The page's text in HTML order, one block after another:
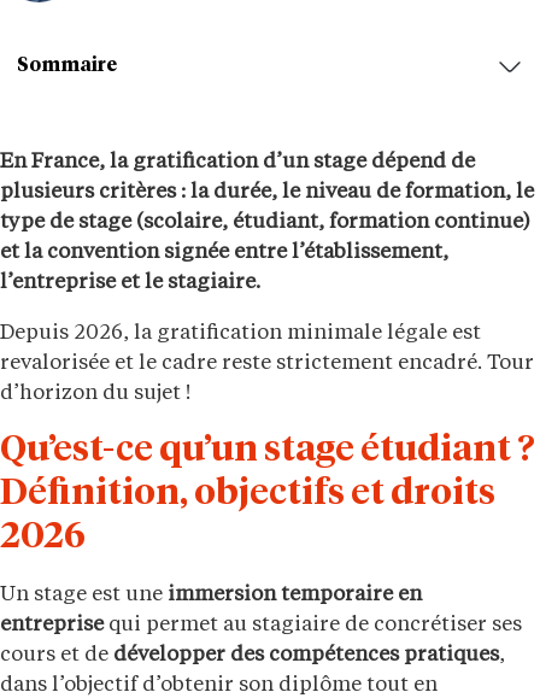
En France, la gratification d’un stage dépend de
plusieurs critères : la durée, le niveau de formation, le
type de stage (scolaire, étudiant, formation continue)
et la convention signée entre l’établissement,
l’entreprise et le stagiaire.
Depuis 2026, la gratification minimale légale est
revalorisée et le cadre reste strictement encadré. Tour
d’horizon du sujet !
Qu’est-ce qu’un stage étudiant ?
Définition, objectifs et droits
2026
Un stage est une immersion temporaire en
entreprise qui permet au stagiaire de concrétiser ses
cours et de développer des compétences pratiques,
dans l’objectif d’obtenir son diplôme tout en
Sommaire